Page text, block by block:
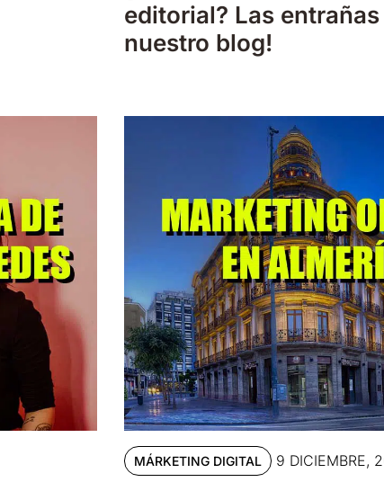
editorial? Las
nuestro blog!
MÁRKETING DIGITAL 9 DICIEMBRE,